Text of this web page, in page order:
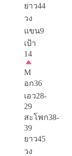
ยาว44
วง
แขน9
เป้า
14
M
อก36
เอว28-
29
สะโพก38-
39
ยาว45
วง